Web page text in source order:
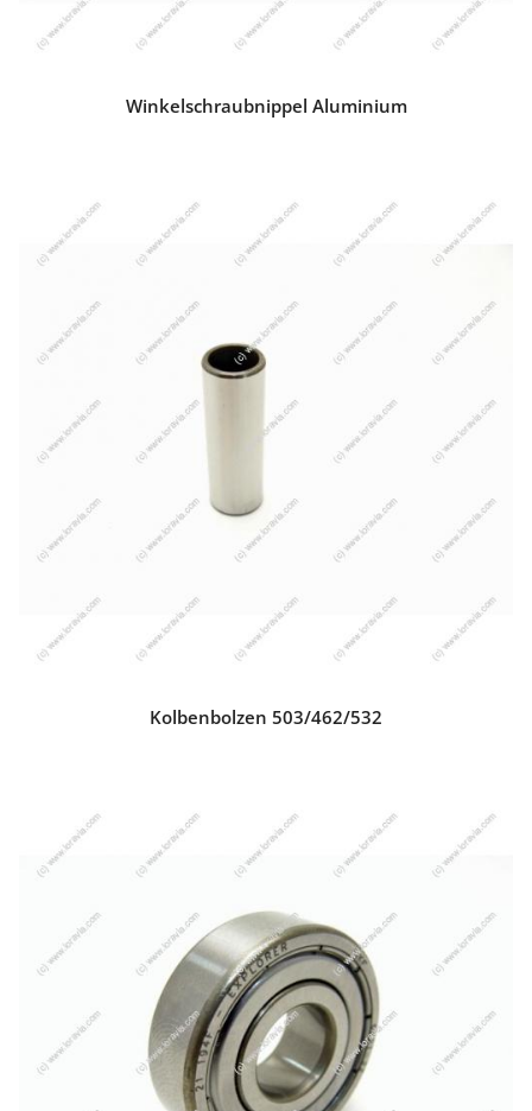
Winkelschraubnippel Aluminium
Kolbenbolzen 503/462/532